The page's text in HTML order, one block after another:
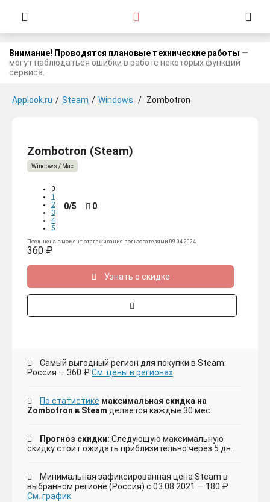
Внимание! Проводятся плановые технические работы —
могут наблюдаться ошибки в работе некоторых функций
сервиса.
Applook.ru / Steam / Windows / Zombotron
Zombotron (Steam)
Windows / Mac
0
1
2
3
4
5
0/5 0
Посл. цена в момент отслеживания пользователями 09.04.2024
360 ₽
Узнать о скидке
Самый выгодный регион для покупки в Steam:
Россия — 360 ₽ См. цены в регионах
По статистике максимальная скидка на
Zombotron в Steam делается каждые 30 мес.
Прогноз скидки: Следующую максимальную
скидку стоит ожидать приблизительно через 5 дн.
Минимальная зафиксированная цена Steam в
выбранном регионе (Россия) с 03.08.2021 — 180 ₽
См. график